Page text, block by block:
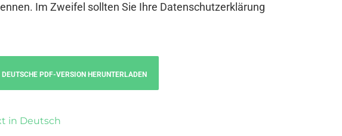
Im Zweifel sollten Sie Ihre Datenschutzerklärung
DEUTSCHE PDF-VERSION HERUNTERLADEN
in Deutsch